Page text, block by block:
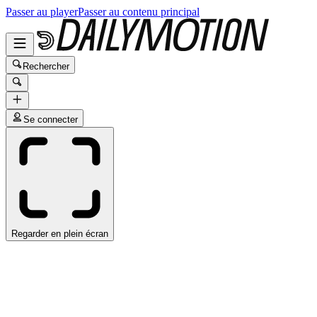
Passer au playerPasser au contenu principal
Rechercher
Se connecter
Regarder en plein écran